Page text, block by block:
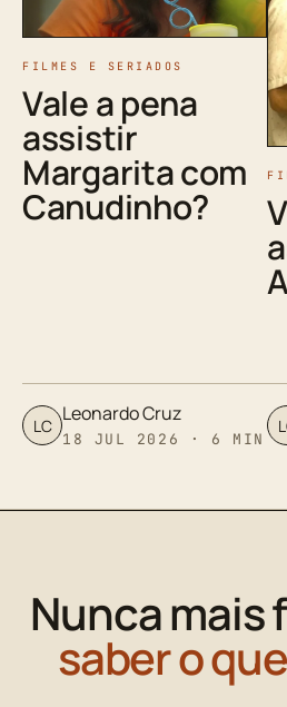
FILMES E SERIADOS
Vale a pena
assistir
Margarita com
Canudinho?
LC Leonardo Cruz
18 JUL 2026 · 6 MIN
Nunca mais
saber o